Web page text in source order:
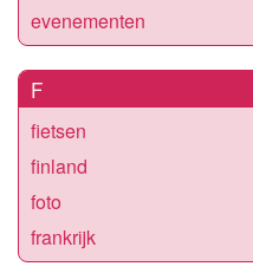
evenementen
F
fietsen
finland
foto
frankrijk